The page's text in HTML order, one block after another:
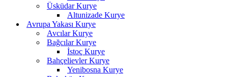
Üsküdar Kurye
Altunizade Kurye
Avrupa Yakası Kurye
Avcılar Kurye
Bağcılar Kurye
İstoç Kurye
Bahçelievler Kurye
Yenibosna Kurye